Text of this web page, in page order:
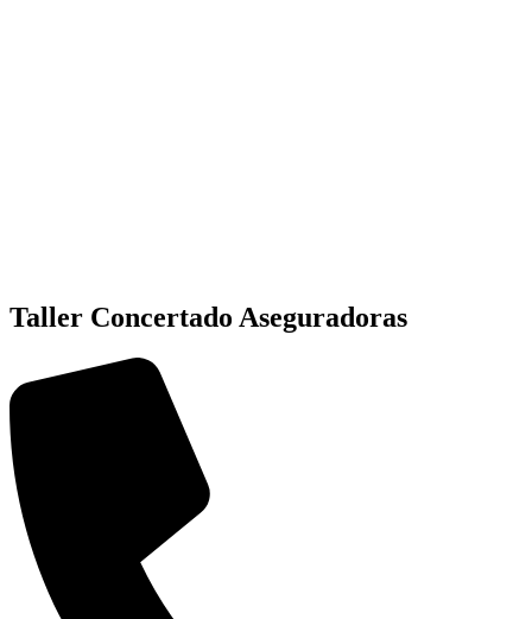
Taller Concertado Aseguradoras